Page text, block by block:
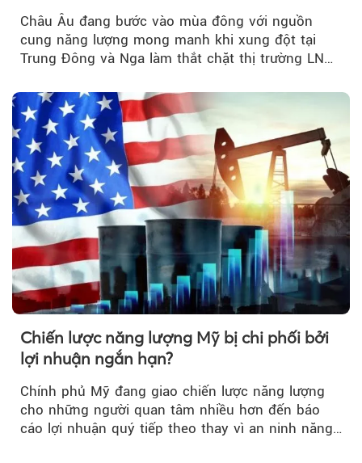
Châu Âu đang bước vào mùa đông với nguồn
cung năng lượng mong manh khi xung đột tại
Trung Đông và Nga làm thắt chặt thị trường LNG
lo ngại.
Chiến lược năng lượng Mỹ bị chi phối bởi
lợi nhuận ngắn hạn?
Chính phủ Mỹ đang giao chiến lược năng lượng
cho những người quan tâm nhiều hơn đến báo
cáo lợi nhuận quý tiếp theo thay vì an ninh năng